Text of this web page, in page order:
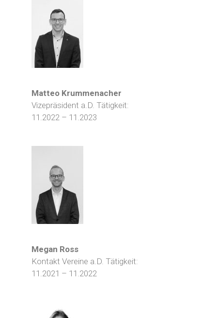
Matteo Krummenacher
Vizepräsident a.D. Tätigkeit:
11.2022 – 11.2023
Megan Ross
Kontakt Vereine a.D. Tätigkeit:
11.2021 – 11.2022